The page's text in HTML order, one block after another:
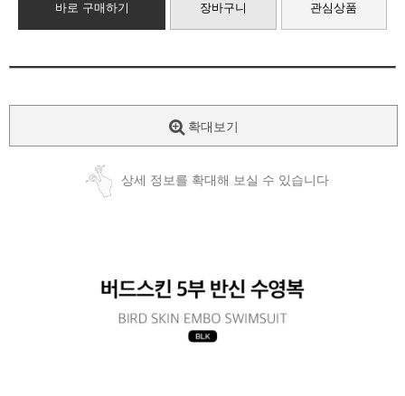
바로 구매하기 장바구니 관심상품
확대보기
상세 정보를 확대해 보실 수 있습니다